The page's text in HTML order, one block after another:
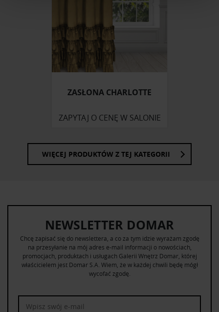
i reklam, aby oferować funkcje społecznościowe i
analizować ruch w naszej witrynie. Informacje o tym, jak
korzystasz z naszej witryny, udostępniamy partnerom
społecznościowym, reklamowym i analitycznym.
Partnerzy mogą połączyć te informacje z innymi danymi
otrzymanymi od Ciebie lub uzyskanymi podczas
ZASŁONA CHARLOTTE
ZAPYTAJ O CENĘ W SALONIE
WIĘCEJ PRODUKTÓW Z TEJ KATEGORII
NEWSLETTER DOMAR
Chcę zapisać się do newslettera, a co za tym idzie wyrażam zgodę
na przesyłanie na mój adres e-mail informacji o nowościach,
promocjach, produktach i usługach Galerii Wnętrz Domar, której
właścicielem jest Domar S.A. Wiem, że w każdej chwili będę mógł
wycofać zgodę.